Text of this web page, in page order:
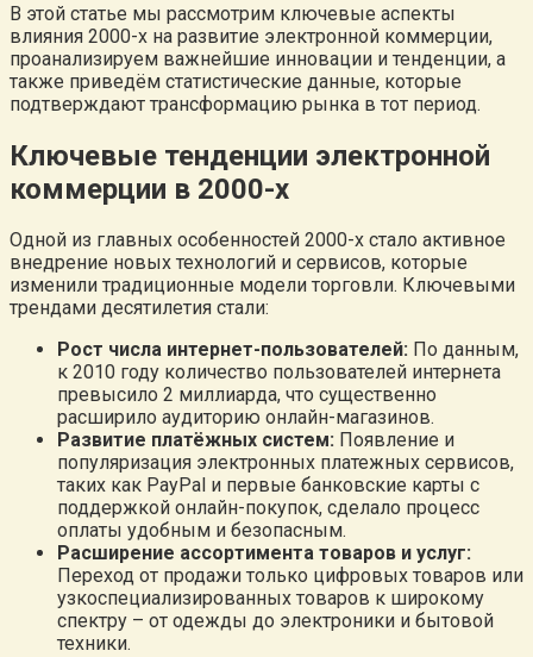
В этой статье мы рассмотрим ключевые аспекты
влияния 2000-х на развитие электронной коммерции,
проанализируем важнейшие инновации и тенденции, а
также приведём статистические данные, которые
подтверждают трансформацию рынка в тот период.
Ключевые тенденции электронной
коммерции в 2000-х
Одной из главных особенностей 2000-х стало активное
внедрение новых технологий и сервисов, которые
изменили традиционные модели торговли. Ключевыми
трендами десятилетия стали:
Рост числа интернет-пользователей: По данным,
к 2010 году количество пользователей интернета
превысило 2 миллиарда, что существенно
расширило аудиторию онлайн-магазинов.
Развитие платёжных систем: Появление и
популяризация электронных платежных сервисов,
таких как PayPal и первые банковские карты с
поддержкой онлайн-покупок, сделало процесс
оплаты удобным и безопасным.
Расширение ассортимента товаров и услуг:
Переход от продажи только цифровых товаров или
узкоспециализированных товаров к широкому
спектру – от одежды до электроники и бытовой
техники.